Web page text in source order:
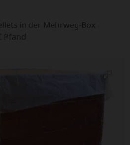
in der Mehrweg-Box
Pfand